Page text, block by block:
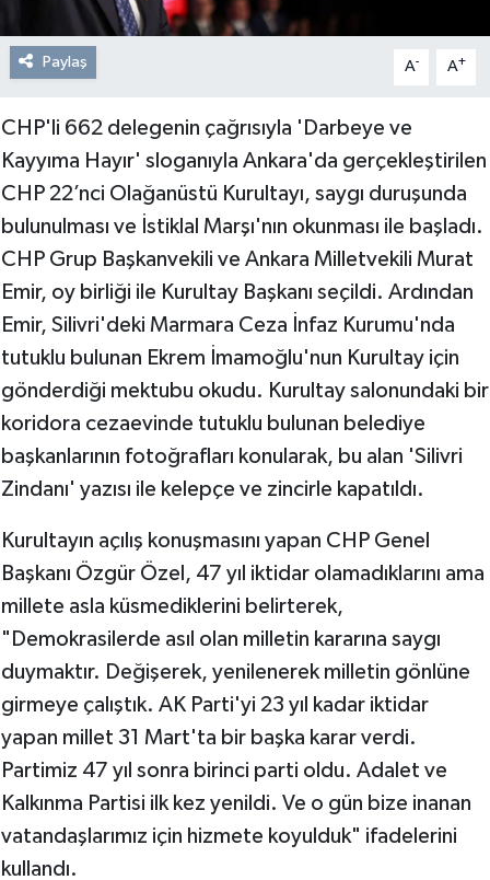
Paylaş A- A+
CHP'li 662 delegenin çağrısıyla 'Darbeye ve
Kayyıma Hayır' sloganıyla Ankara'da gerçekleştirilen
CHP 22’nci Olağanüstü Kurultayı, saygı duruşunda
bulunulması ve İstiklal Marşı'nın okunması ile başladı.
CHP Grup Başkanvekili ve Ankara Milletvekili Murat
Emir, oy birliği ile Kurultay Başkanı seçildi. Ardından
Emir, Silivri'deki Marmara Ceza İnfaz Kurumu'nda
tutuklu bulunan Ekrem İmamoğlu'nun Kurultay için
gönderdiği mektubu okudu. Kurultay salonundaki bir
koridora cezaevinde tutuklu bulunan belediye
başkanlarının fotoğrafları konularak, bu alan 'Silivri
Zindanı' yazısı ile kelepçe ve zincirle kapatıldı.
Kurultayın açılış konuşmasını yapan CHP Genel
Başkanı Özgür Özel, 47 yıl iktidar olamadıklarını ama
millete asla küsmediklerini belirterek,
"Demokrasilerde asıl olan milletin kararına saygı
duymaktır. Değişerek, yenilenerek milletin gönlüne
girmeye çalıştık. AK Parti'yi 23 yıl kadar iktidar
yapan millet 31 Mart'ta bir başka karar verdi.
Partimiz 47 yıl sonra birinci parti oldu. Adalet ve
Kalkınma Partisi ilk kez yenildi. Ve o gün bize inanan
vatandaşlarımız için hizmete koyulduk" ifadelerini
kullandı.